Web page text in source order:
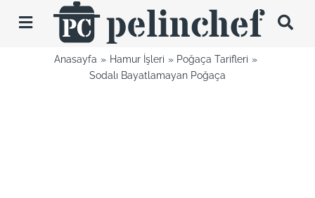
Toggle
Navigation
TariflerAnasayfa Hamur İşleri
Poğaça Tarifleri
Sodalı Bayatlamayan Poğaça